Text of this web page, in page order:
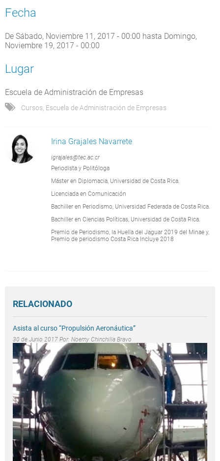
Fecha
De Sábado, Noviembre 11, 2017 - 00:00 hasta Domingo,
Noviembre 19, 2017 - 00:00
Lugar
Escuela de Administración de Empresas
Cursos Escuela de Administración de Empresas
Irina Grajales Navarrete
igrajales@tec.ac.cr
Periodista y Politóloga
Máster en Diplomacia, Universidad de Costa Rica.
Licenciada en Comunicación
Bachiller en Periodismo, Universidad Federada de Costa Rica.
Bachiller en Ciencias Políticas, Universidad de Costa Rica.
Premio de Periodismo, la Huella del Jaguar 2019 del Minae y,
Premio de periodismo Costa Rica Incluye 2018
RELACIONADO
Asista al curso “Propulsión Aeronáutica”
30 de Junio 2017 Por: Noemy Chinchilla Bravo